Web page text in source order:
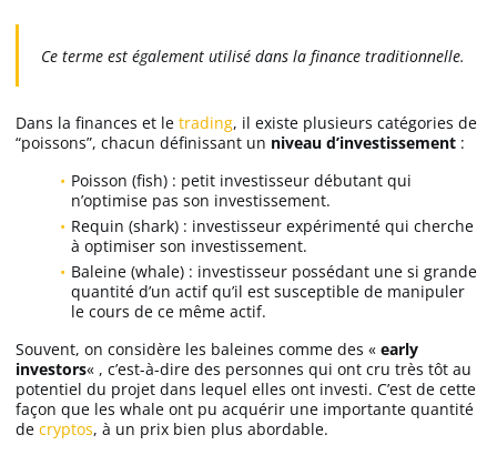
C’est quoi ?
Futures Crypto
Meilleure Prop Firm
Copy Trading
Meilleur exchange crypto
Meilleur VIP
Ce terme est également utilisé dans la finance traditionnelle.
Dans la finances et le trading, il existe plusieurs catégories de
“poissons”, chacun définissant un niveau d’investissement :
Poisson (fish) : petit investisseur débutant qui
n’optimise pas son investissement.
Requin (shark) : investisseur expérimenté qui cherche
à optimiser son investissement.
Baleine (whale) : investisseur possédant une si grande
quantité d’un actif qu’il est susceptible de manipuler
le cours de ce même actif.
Souvent, on considère les baleines comme des « early
investors« , c’est-à-dire des personnes qui ont cru très tôt au
potentiel du projet dans lequel elles ont investi. C’est de cette
façon que les whale ont pu acquérir une importante quantité
de cryptos, à un prix bien plus abordable.